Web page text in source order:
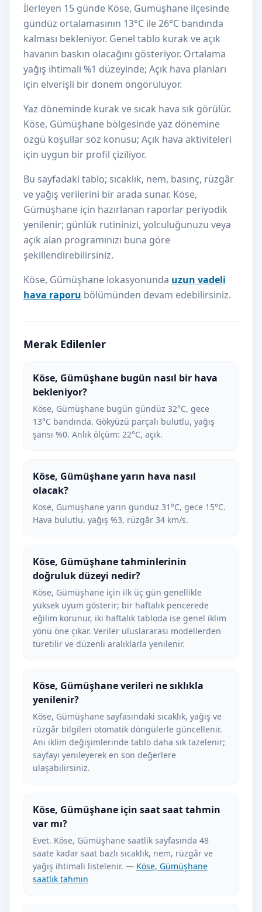
İlerleyen 15 günde Köse, Gümüşhane ilçesinde
gündüz ortalamasının 13°C ile 26°C bandında
kalması bekleniyor. Genel tablo kurak ve açık
havanın baskın olacağını gösteriyor. Ortalama
yağış ihtimali %1 düzeyinde; Açık hava planları
için elverişli bir dönem öngörülüyor.
Yaz döneminde kurak ve sıcak hava sık görülür.
Köse, Gümüşhane bölgesinde yaz dönemine
özgü koşullar söz konusu; Açık hava aktiviteleri
için uygun bir profil çiziliyor.
Bu sayfadaki tablo; sıcaklık, nem, basınç, rüzgâr
ve yağış verilerini bir arada sunar. Köse,
Gümüşhane için hazırlanan raporlar periyodik
yenilenir; günlük rutininizi, yolculuğunuzu veya
açık alan programınızı buna göre
şekillendirebilirsiniz.
Köse, Gümüşhane lokasyonunda uzun vadeli
hava raporu bölümünden devam edebilirsiniz.
Merak Edilenler
Köse, Gümüşhane bugün nasıl bir hava
bekleniyor?
Köse, Gümüşhane bugün gündüz 32°C, gece
13°C bandında. Gökyüzü parçalı bulutlu, yağış
şansı %0. Anlık ölçüm: 22°C, açık.
Köse, Gümüşhane yarın hava nasıl
olacak?
Köse, Gümüşhane yarın gündüz 31°C, gece 15°C.
Hava bulutlu, yağış %3, rüzgâr 34 km/s.
Köse, Gümüşhane tahminlerinin
doğruluk düzeyi nedir?
Köse, Gümüşhane için ilk üç gün genellikle
yüksek uyum gösterir; bir haftalık pencerede
eğilim korunur, iki haftalık tabloda ise genel iklim
yönü öne çıkar. Veriler uluslararası modellerden
türetilir ve düzenli aralıklarla yenilenir.
Köse, Gümüşhane verileri ne sıklıkla
yenilenir?
Köse, Gümüşhane sayfasındaki sıcaklık, yağış ve
rüzgâr bilgileri otomatik döngülerle güncellenir.
Ani iklim değişimlerinde tablo daha sık tazelenir;
sayfayı yenileyerek en son değerlere
ulaşabilirsiniz.
Köse, Gümüşhane için saat saat tahmin
var mı?
Evet. Köse, Gümüşhane saatlik sayfasında 48
saate kadar saat bazlı sıcaklık, nem, rüzgâr ve
yağış ihtimali listelenir. — Köse, Gümüşhane
saatlik tahmin